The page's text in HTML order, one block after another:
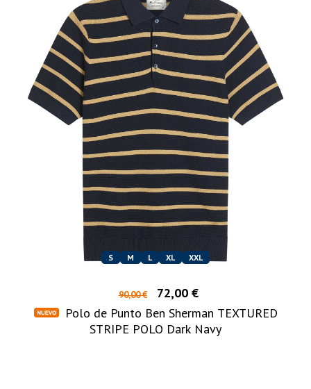
S M L XL XXL
90,00 €
72,00 €
Polo de Punto Ben Sherman TEXTURED
STRIPE POLO Dark Navy